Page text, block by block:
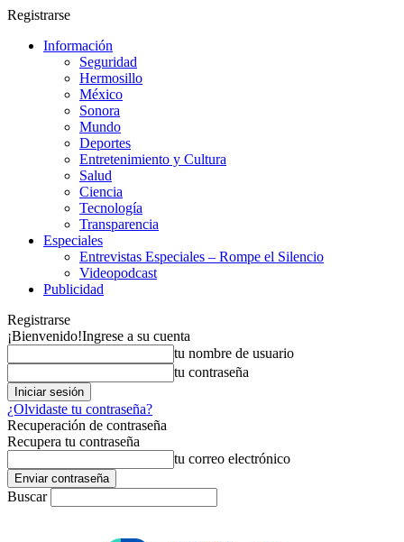
Registrarse
Información
Seguridad
Hermosillo
México
Sonora
Mundo
Deportes
Entretenimiento y Cultura
Salud
Ciencia
Tecnología
Transparencia
Especiales
Entrevistas Especiales – Rompe el Silencio
Videopodcast
Publicidad
Registrarse
¡Bienvenido!Ingrese a su cuenta
tu nombre de usuario
tu contraseña
¿Olvidaste tu contraseña?
Recuperación de contraseña
Recupera tu contraseña
tu correo electrónico
Buscar